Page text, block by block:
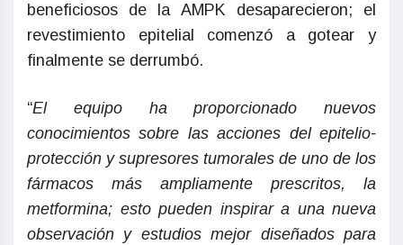
beneficiosos de la AMPK desaparecieron; el
revestimiento epitelial comenzó a gotear y
finalmente se derrumbó.
“El equipo ha proporcionado nuevos
conocimientos sobre las acciones del epitelio-
protección y supresores tumorales de uno de los
fármacos más ampliamente prescritos, la
metformina; esto pueden inspirar a una nueva
observación y estudios mejor diseñados para